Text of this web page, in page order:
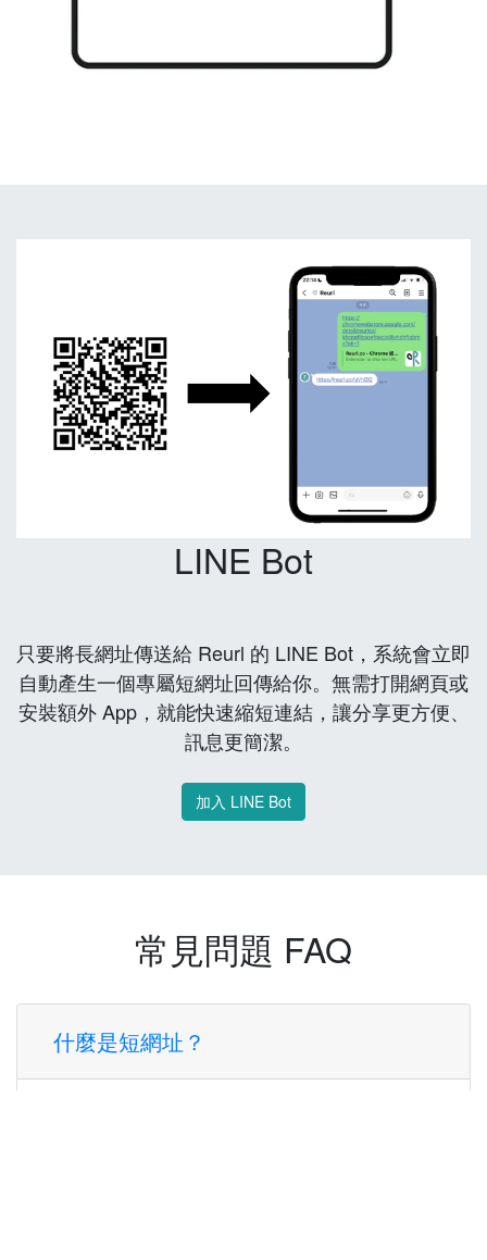
LINE Bot
只要將長網址傳送給 Reurl 的 LINE Bot，系統會立即
自動產生一個專屬短網址回傳給你。無需打開網頁或
安裝額外 App，就能快速縮短連結，讓分享更方便、
訊息更簡潔。
加入 LINE Bot
常見問題 FAQ
什麼是短網址？